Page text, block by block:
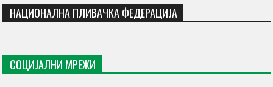
НАЦИОНАЛНА ПЛИВАЧКА ФЕДЕРАЦИЈА
СОЦИЈАЛНИ МРЕЖИ